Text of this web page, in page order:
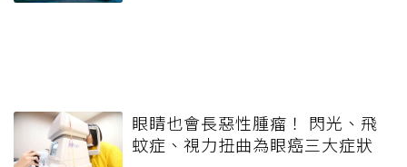
眼睛也會長惡性腫瘤！ 閃光、飛
蚊症、視力扭曲為眼癌三大症狀